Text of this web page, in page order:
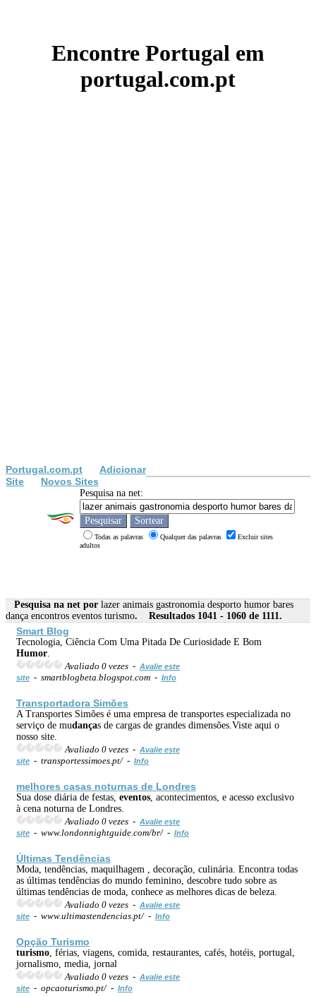
Encontre Portugal em
portugal.com.pt
Portugal.com.pt
Adicionar
Site
Novos Sites
Pesquisa na net:
Todas as palavras Qualquer das palavras
Excluir sites
adultos
Pesquisa na net por lazer animais gastronomia desporto humor bares
dança encontros eventos turismo. Resultados 1041 - 1060 de 1111.
Smart Blog
Tecnologia, Ciência Com Uma Pitada De Curiosidade E Bom
Humor
Avaliado 0 vezes - Avalie este
site - smartblogbeta.blogspot.com - Info
Transportadora Simões
A Transportes Simões é uma empresa de transportes especializada no
serviço de mudanças de cargas de grandes dimensões.Viste aqui o
nosso site.
Avaliado 0 vezes - Avalie este
site - transportessimoes.pt/ - Info
melhores casas noturnas de Londres
Sua dose diária de festas, eventos , acontecimentos, e acesso exclusivo
à cena noturna de Londres.
Avaliado 0 vezes - Avalie este
site - www.londonnightguide.com/br/ - Info
Últimas Tendências
Moda, tendências, maquilhagem , decoração, culinária. Encontra todas
as últimas tendências do mundo feminino, descobre tudo sobre as
últimas tendências de moda, conhece as melhores dicas de beleza.
Avaliado 0 vezes - Avalie este
site - www.ultimastendencias.pt/ - Info
Opção Turismo
turismo , férias, viagens, comida, restaurantes, cafés, hotéis, portugal,
jornalismo, media, jornal
Avaliado 0 vezes - Avalie este
site - opcaoturismo.pt/ - Info